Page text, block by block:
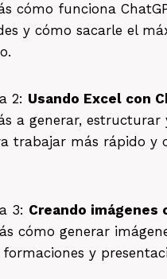
cómo funciona
y cómo sacarle el
2: Usando Excel con
a generar, estructurar
trabajar más rápido y
3: Creando imágenes
cómo generar
y